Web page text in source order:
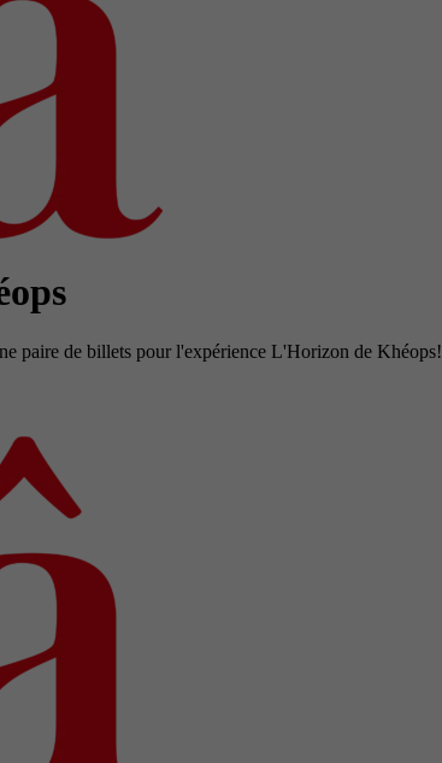
paire de billets pour l'expérience L'Horizon de Khéops!